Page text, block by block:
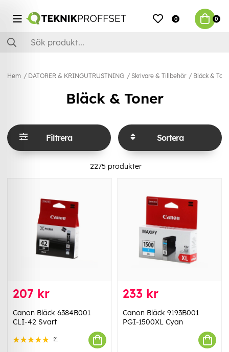
0 0
Hem DATORER & KRINGUTRUSTNING Skrivare & Tillbehör Bläck &
Bläck & Toner
Filtrera Sortera
2275 produkter
207 kr
Canon Bläck 6384B001
CLI-42 Svart
21
233 kr
Canon Bläck 9193B001
PGI-1500XL Cyan